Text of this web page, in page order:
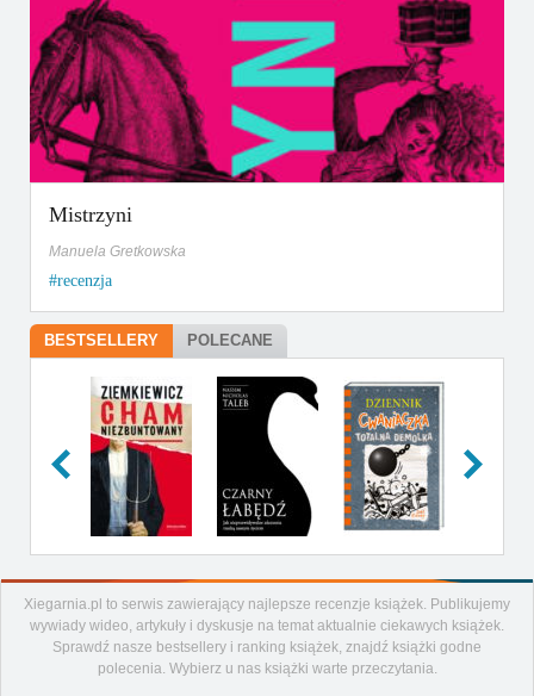
Mistrzyni
Manuela Gretkowska
recenzja
BESTSELLERY POLECANE
Artykuły
Recenzje
Xiegarnia.pl to serwis zawierający najlepsze recenzje książek. Publikujemy
wywiady wideo, artykuły i dyskusje na temat aktualnie ciekawych książek.
Sprawdź nasze bestsellery i ranking książek, znajdź książki godne
polecenia. Wybierz u nas książki warte przeczytania.